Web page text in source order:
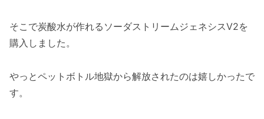
そこで炭酸水が作れるソーダストリームジェネシスV2を
購入しました。
やっとペットボトル地獄から解放されたのは嬉しかったで
す。